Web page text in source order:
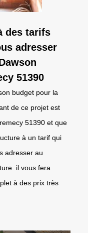
des tarifs
adresser
51390
budget pour la
de ce projet est
51390 et que
à un tarif qui
adresser au
il vous fera
à des prix très